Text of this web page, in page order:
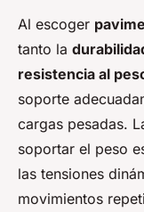
Al escoger
tanto la
resistencia al
soporte
cargas pesadas.
soportar el peso
las tensiones
movimientos